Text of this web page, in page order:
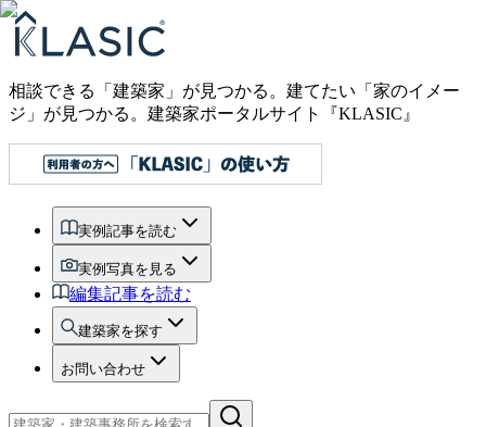
相談できる「建築家」が見つかる。建てたい「家のイメー
ジ」が見つかる。 建築家ポータルサイト『KLASIC』
実例記事を読む
実例写真を見る
編集記事を読む
建築家を探す
お問い合わせ